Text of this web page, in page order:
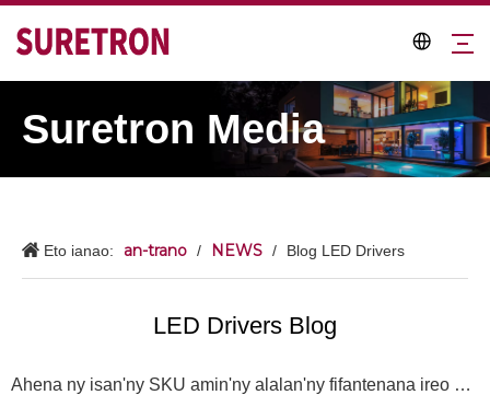
Suretron Media
Eto ianao: an-trano / NEWS / Blog LED Drivers
LED Drivers Blog
Ahena ny isan'ny SKU amin'ny alalan'ny fifantenana ireo mpamily LED mora kokoa